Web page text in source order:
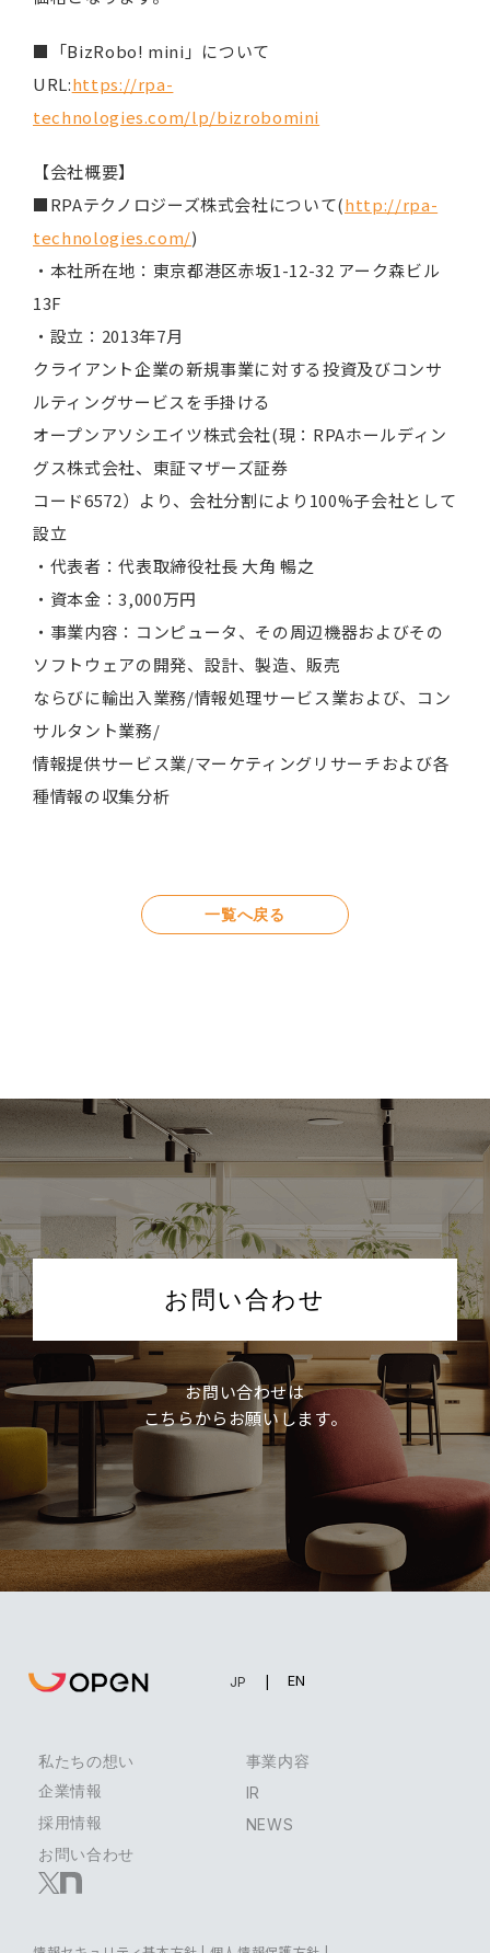
■「BizRobo! mini」について
URL:https://rpa-
technologies.com/lp/bizrobomini
【会社概要】
■RPAテクノロジーズ株式会社について(http://rpa-
technologies.com/)
・本社所在地：東京都港区赤坂1-12-32 アーク森ビル
13F
・設立：2013年7月
クライアント企業の新規事業に対する投資及びコンサ
ルティングサービスを手掛ける
オープンアソシエイツ株式会社(現：RPAホールディン
グス株式会社、東証マザーズ証券
コード6572）より、会社分割により100%子会社として
設立
・代表者：代表取締役社長 大角 暢之
・資本金：3,000万円
・事業内容：コンピュータ、その周辺機器およびその
ソフトウェアの開発、設計、製造、販売
ならびに輸出入業務/情報処理サービス業および、コン
サルタント業務/
情報提供サービス業/マーケティングリサーチおよび各
種情報の収集分析
一覧へ戻る
お問い合わせ
お問い合わせは
こちらからお願いします。
EN
JP
私たちの想い
事業内容
企業情報
IR
採用情報
NEWS
お問い合わせ